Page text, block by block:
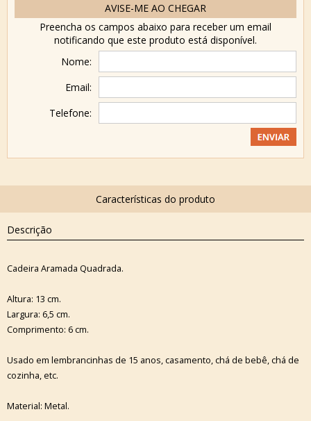
AVISE-ME AO CHEGAR
Preencha os campos abaixo para receber um email
notificando que este produto está disponível.
Nome:
Email:
Telefone:
Descrição
Cadeira Aramada Quadrada.
Altura: 13 cm.
Largura: 6,5 cm.
Comprimento: 6 cm.
Usado em lembrancinhas de 15 anos, casamento, chá de bebê, chá de
cozinha, etc.
Material: Metal.